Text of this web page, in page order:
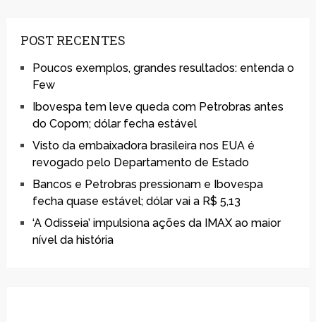
POST RECENTES
Poucos exemplos, grandes resultados: entenda o
Few
Ibovespa tem leve queda com Petrobras antes
do Copom; dólar fecha estável
Visto da embaixadora brasileira nos EUA é
revogado pelo Departamento de Estado
Bancos e Petrobras pressionam e Ibovespa
fecha quase estável; dólar vai a R$ 5,13
‘A Odisseia’ impulsiona ações da IMAX ao maior
nível da história